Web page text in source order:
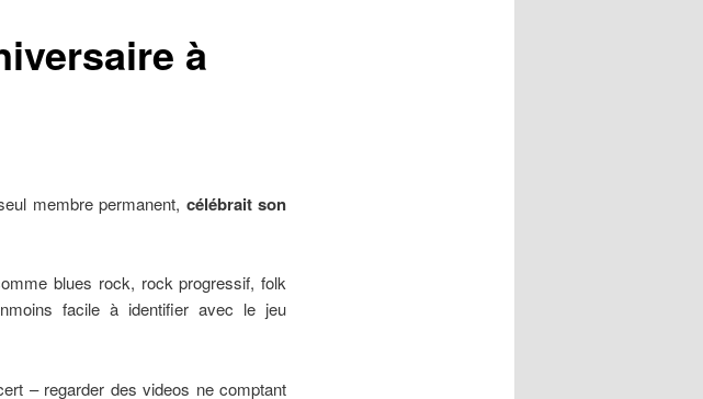
à
membre permanent, célébrait son
blues rock, rock progressif, folk
facile à identifier avec le jeu
– regarder des videos ne comptant